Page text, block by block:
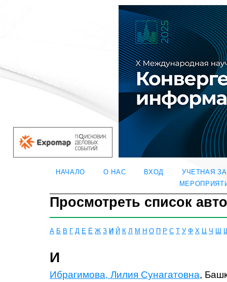
НАЧАЛО О НАС ВХОД
УЧЕТНАЯ
Просмотреть список
А Б В Г Д Е Ё Ж З И Й К Л М Н О П Р С Т У Ф Х Ц Ч Ш
И
Ибрагимова, Лилия Сунагатовна,